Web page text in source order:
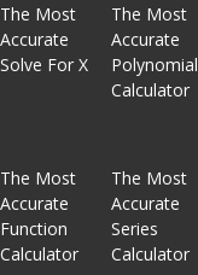
The Most
Accurate
Solve For X
The Most
Accurate
Polynomial
Calculator
The Most
Accurate
Function
Calculator
The Most
Accurate
Series
Calculator